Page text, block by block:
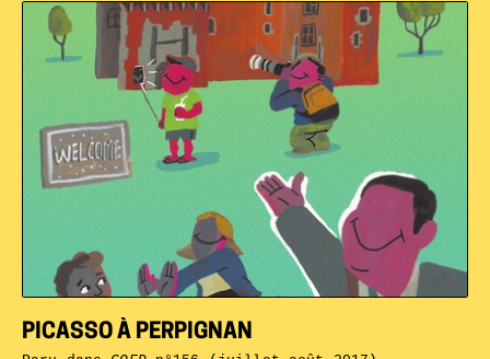
PICASSO À PERPIGNAN